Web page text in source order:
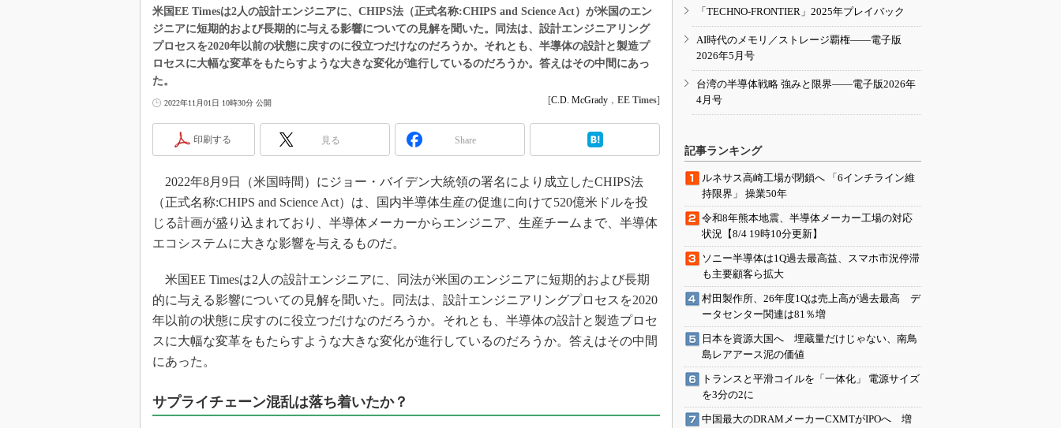
電源設計（EDN Japan）
エレクトロニクス入門（EDN
Japan）
世界を「数字」で回してみよう
踊るバズワード ～Behind the
Buzzword
光伝送技術を知る
改革、執念の180日
イノベーションは日本を救うのか
JASA発IoT通信
IHSアナリスト「未来展望」
「英語に愛されないエンジニア」の
ための新行動論
米国EE Timesは2人の設計エンジニアに、CHIPS法（正式名称:CHIPS and Science Act）が米国のエン
ジニアに短期的および長期的に与える影響についての見解を聞いた。同法は、設計エンジニアリング
プロセスを2020年以前の状態に戻すのに役立つだけなのだろうか。それとも、半導体の設計と製造プ
ロセスに大幅な変革をもたらすような大きな変化が進行しているのだろうか。答えはその中間にあっ
た。
2022年11月01日 10時30分 公開 [C.D. McGrady ， EE Times]
印刷する 見る Share
2022年8月9日（米国時間）にジョー・バイデン大統領の署名により成立したCHIPS法
（正式名称:CHIPS and Science Act）は、国内半導体生産の促進に向けて520億米ドルを投
じる計画が盛り込まれており、半導体メーカーからエンジニア、生産チームまで、半導体
エコシステムに大きな影響を与えるものだ。
米国EE Timesは2人の設計エンジニアに、同法が米国のエンジニアに短期的および長期
的に与える影響についての見解を聞いた。同法は、設計エンジニアリングプロセスを2020
年以前の状態に戻すのに役立つだけなのだろうか。それとも、半導体の設計と製造プロセ
スに大幅な変革をもたらすような大きな変化が進行しているのだろうか。答えはその中間
にあった。
サプライチェーン混乱は落ち着いたか？
「TECHNO-FRONTIER」2025年プレイバック
AI時代のメモリ／ストレージ覇権――電子版
2026年5月号
台湾の半導体戦略 強みと限界――電子版2026年
4月号
記事ランキング
ルネサス高崎工場が閉鎖へ 「6インチライン維
持限界」 操業50年
令和8年熊本地震、半導体メーカー工場の対応
状況【8/4 19時10分更新】
ソニー半導体は1Q過去最高益、スマホ市況停滞
も主要顧客ら拡大
村田製作所、26年度1Qは売上高が過去最高 デ
ータセンター関連は81％増
日本を資源大国へ 埋蔵量だけじゃない、南鳥
島レアアース泥の価値
トランスと平滑コイルを「一体化」 電源サイズ
を3分の2に
中国最大のDRAMメーカーCXMTがIPOへ 増